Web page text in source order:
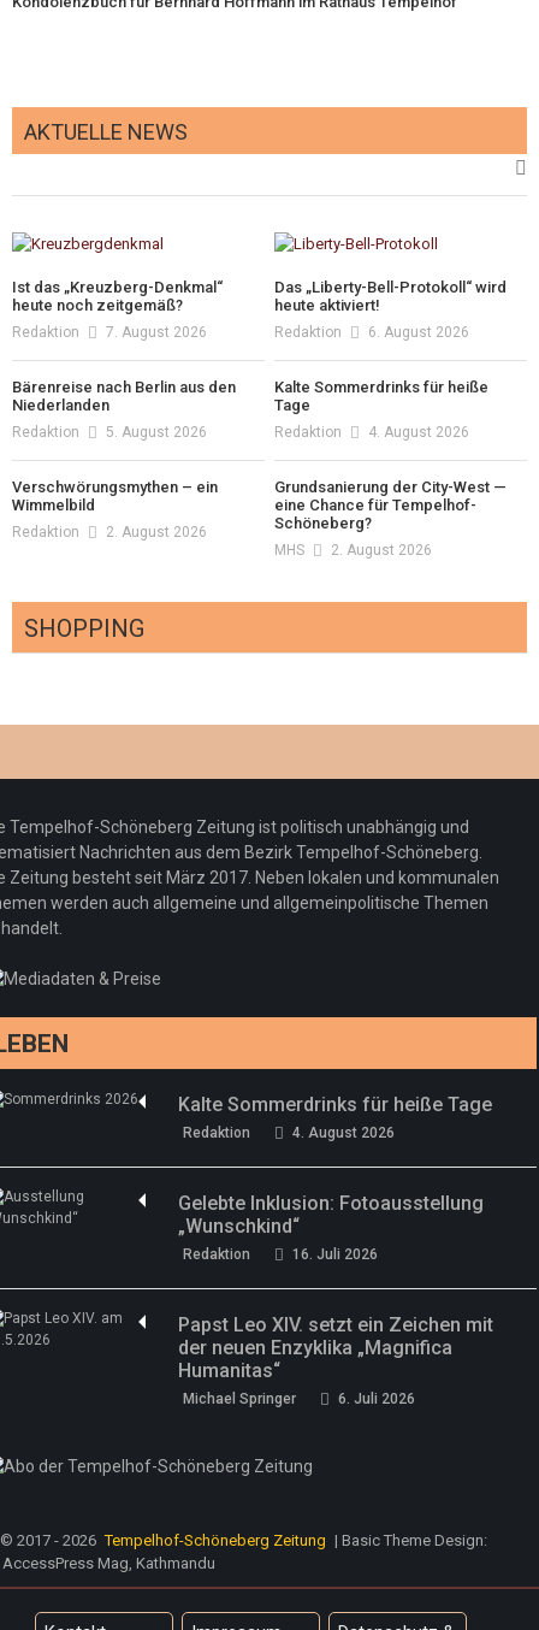
AKTUELLE NEWS
Ist das „Kreuzberg-Denkmal“
heute noch zeitgemäß?
Redaktion 7. August 2026
Das „Liberty-Bell-Protokoll“ wird
heute aktiviert!
Redaktion 6. August 2026
Bärenreise nach Berlin aus den
Niederlanden
Redaktion 5. August 2026
Kalte Sommerdrinks für heiße
Tage
Redaktion 4. August 2026
Verschwörungsmythen – ein
Wimmelbild
Redaktion 2. August 2026
Grundsanierung der City-West —
eine Chance für Tempelhof-
Schöneberg?
MHS 2. August 2026
SHOPPING
Redaktion 23. Juli 2026
Pepe Jeans London mit Summer Sale und
neuer Kollektion
Redaktion 19. Juli 2026
Woher kommt der Honig? – Neue EU-
Regeln gelten 14. Juni
drei neue Specials zur Fußball-WM
Tempelhof-Schöneberg Zeitung ist politisch unabhängig und
Nachrichten aus dem Bezirk Tempelhof-Schöneberg.
Zeitung besteht seit März 2017. Neben lokalen und kommunalen
werden auch allgemeine und allgemeinpolitische Themen
Kalte Sommerdrinks für heiße Tage
Redaktion 4. August 2026
Gelebte Inklusion: Fotoausstellung
„Wunschkind“
Redaktion 16. Juli 2026
Papst Leo XIV. setzt ein Zeichen mit
der neuen Enzyklika „Magnifica
Humanitas“
Michael Springer 6. Juli 2026
© 2017 - 2026 Tempelhof-Schöneberg Zeitung | Basic Theme Design:
AccessPress Mag, Kathmandu